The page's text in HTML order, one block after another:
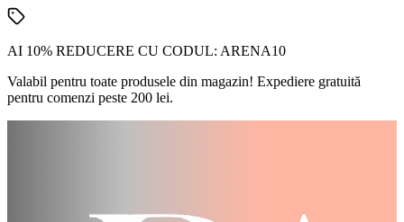
AI 10% REDUCERE CU CODUL: ARENA10
Valabil pentru toate produsele din magazin! Expediere gratuită
pentru comenzi peste 200 lei.